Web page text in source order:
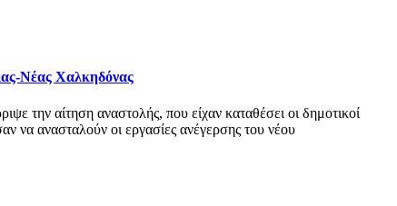
Νέας Χαλκηδόνας
την αίτηση αναστολής, που είχαν καταθέσει οι δημοτικοί
να ανασταλούν οι εργασίες ανέγερσης του νέου